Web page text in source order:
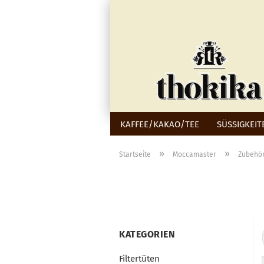
KAFFEE/KAKAO/TEE
Startseite » Moccamaster »
KATEGORIEN
Filtertüten